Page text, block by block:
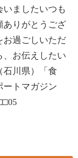
ましたいつも
ありがとうござ
お過ごしいただ
、お伝えしたい
石川県）「食
ートマガジン